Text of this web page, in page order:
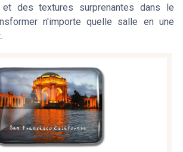
et des textures surprenantes dans le
n'importe quelle salle en une